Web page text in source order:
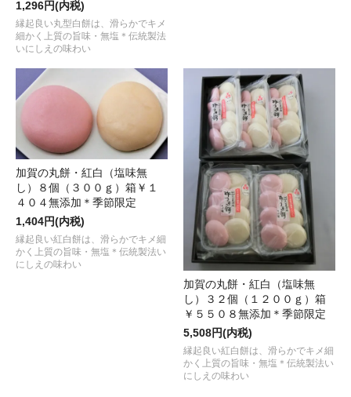
1,296円(内税)
縁起良い丸型白餅は、滑らかでキメ
細かく上質の旨味・無塩＊伝統製法
いにしえの味わい
加賀の丸餅・紅白（塩味無
し）８個（３００ｇ）箱￥１
４０４無添加＊季節限定
1,404円(内税)
縁起良い紅白餅は、滑らかでキメ細
かく上質の旨味・無塩＊伝統製法い
にしえの味わい
加賀の丸餅・紅白（塩味無
し）３２個（１２００ｇ）箱
￥５５０８無添加＊季節限定
5,508円(内税)
縁起良い紅白餅は、滑らかでキメ細
かく上質の旨味・無塩＊伝統製法い
にしえの味わい